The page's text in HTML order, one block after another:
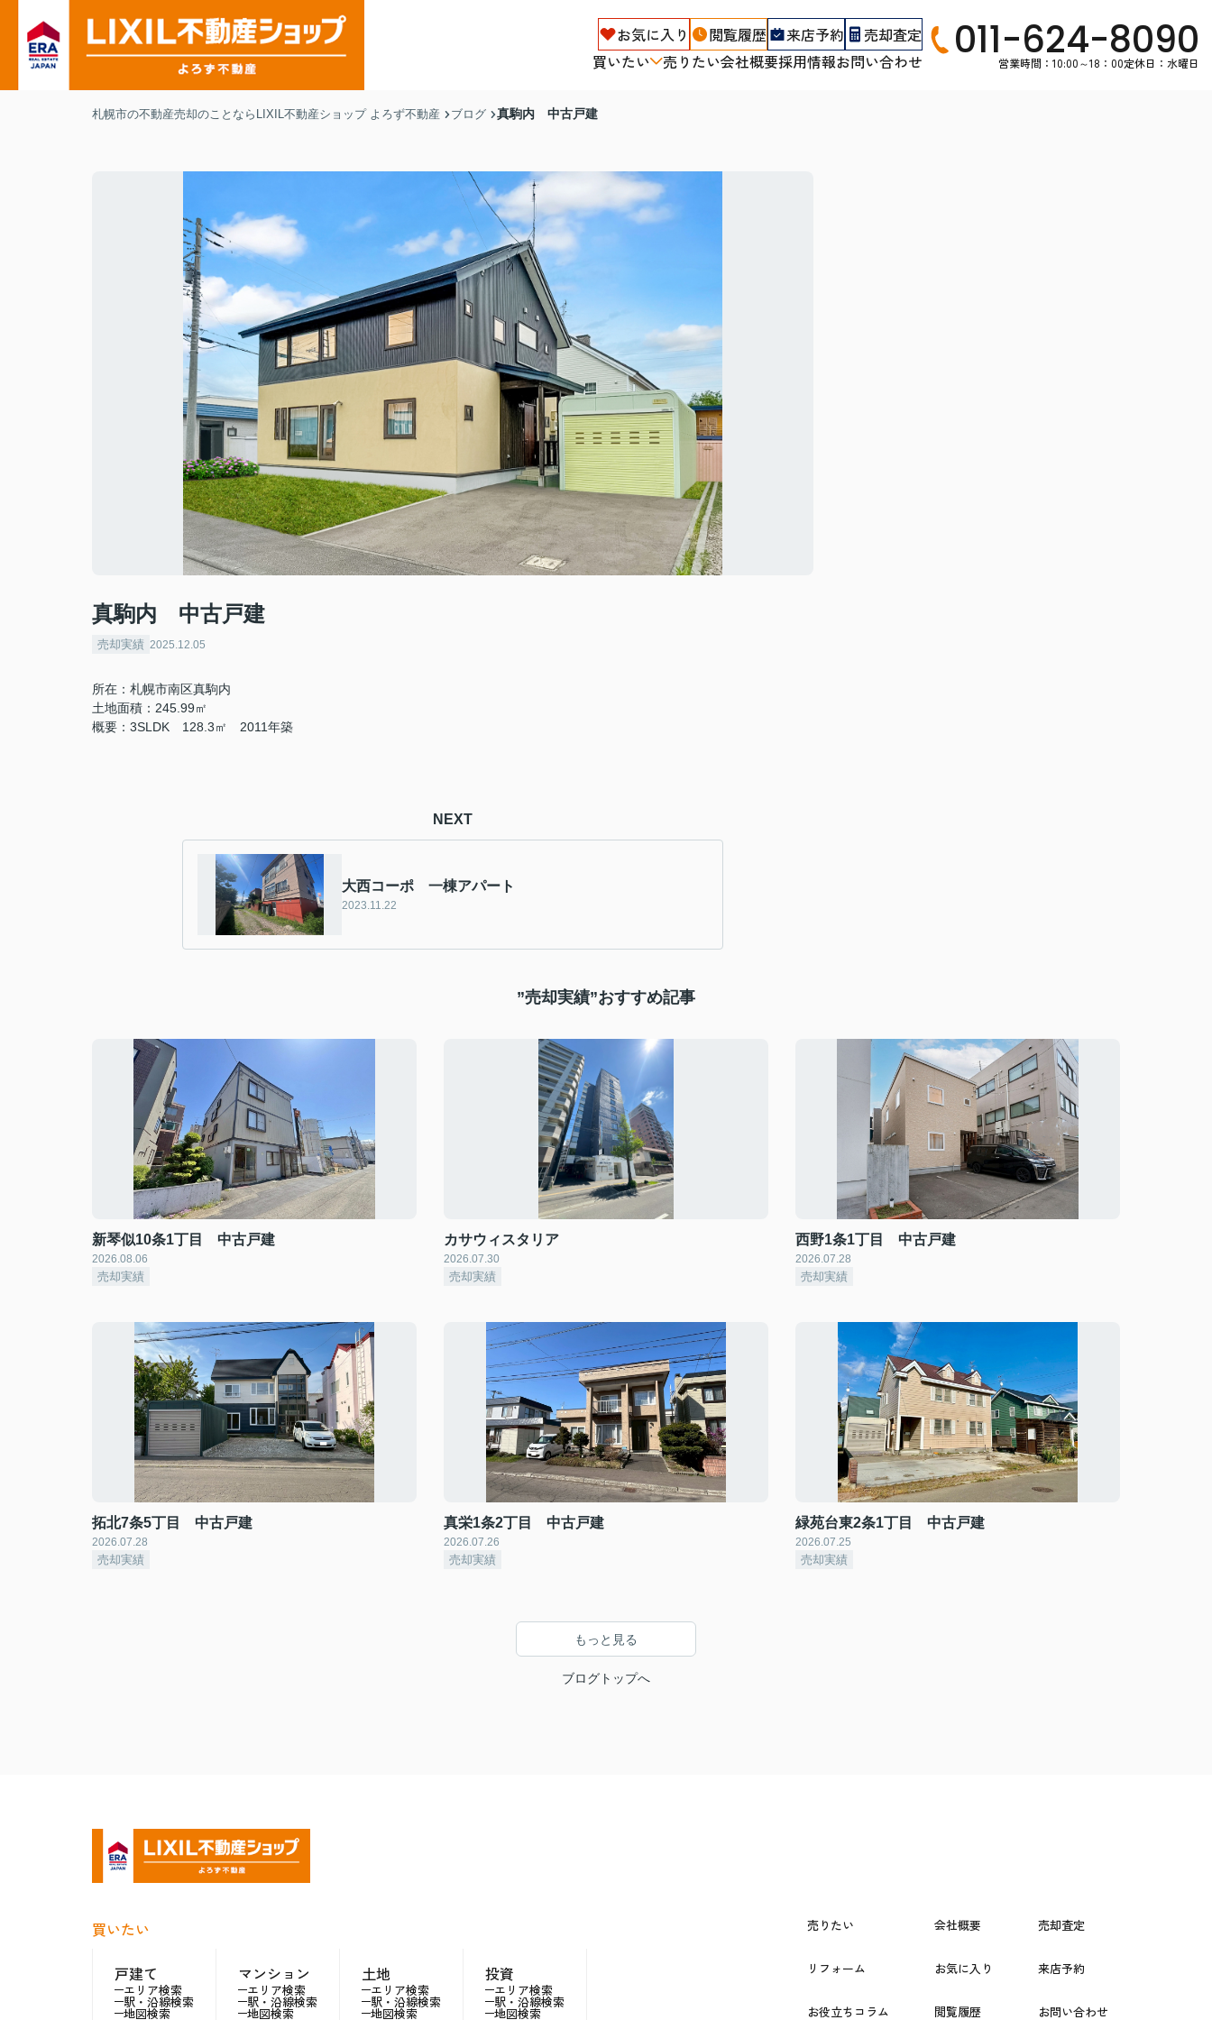
お気に入り 閲覧履歴 来店予約
売却査定
買いたい
売りたい会社概要採用情報お問い合わせ 011-624-8090
営業時間：10:00～18：00定休日：水曜日
札幌市の不動産売却のことならLIXIL不動産ショップ よろず不動産 ブログ 真駒内 中古戸建
真駒内 中古戸建
売却実績 2025.12.05
所在：札幌市南区真駒内
土地面積：245.99㎡
概要：3SLDK 128.3㎡ 2011年築
NEXT
大西コーポ 一棟アパート
2023.11.22
”売却実績”おすすめ記事
新琴似10条1丁目 中古戸建
2026.08.06
売却実績
カサウィスタリア
2026.07.30
売却実績
西野1条1丁目 中古戸建
2026.07.28
売却実績
拓北7条5丁目 中古戸建
2026.07.28
売却実績
真栄1条2丁目 中古戸建
2026.07.26
売却実績
緑苑台東2条1丁目 中古戸建
2026.07.25
売却実績
もっと見る
ブログトップへ
買いたい
戸建て
エリア検索
駅・沿線検索
地図検索
マンション
エリア検索
駅・沿線検索
地図検索
土地
エリア検索
駅・沿線検索
地図検索
投資
エリア検索
駅・沿線検索
地図検索
売りたい 会社概要 売却査定
リフォーム お気に入り 来店予約
お役立ちコラム 閲覧履歴 お問い合わせ